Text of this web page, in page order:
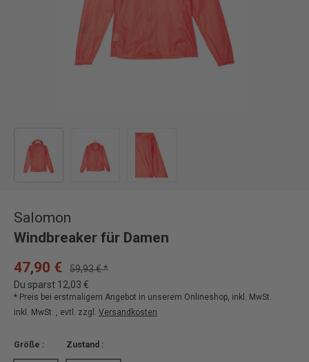
Salomon
Windbreaker für Damen
47,90 €
59,93 € *
Du sparst 12,03 €
* Preis bei erstmaligem Angebot in unserem Onlineshop, inkl. MwSt.
inkl. MwSt. , evtl. zzgl. Versandkosten
Größe : Zustand :